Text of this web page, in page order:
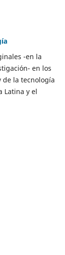
-en la
en los
de la tecnología
Latina y el